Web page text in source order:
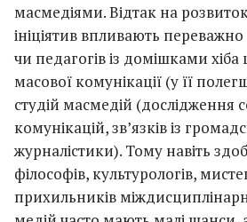
масмедіями. Відтак на розвиток
ініціятив впливають переважно
чи педагогів із домішками хіба
масової комунікації (у її
студій масмедій (дослідження
комунікацій, зв’язків із
журналістики). Тому навіть
філософів, культурологів,
прихильників